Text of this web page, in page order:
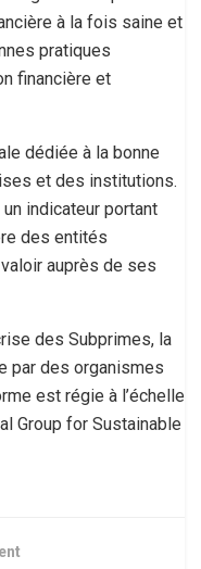
à la fois saine et
pratiques
financière et
dédiée à la bonne
et des institutions.
indicateur portant
des entités
auprès de ses
des Subprimes, la
par des organismes
est régie à l’échelle
Group for Sustainable